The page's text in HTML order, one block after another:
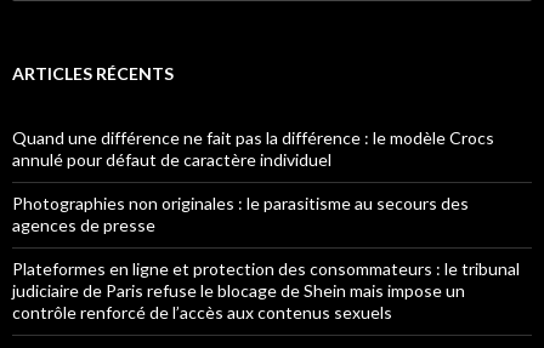
ARTICLES RÉCENTS
Quand une différence ne fait pas la différence : le modèle Crocs
annulé pour défaut de caractère individuel
Photographies non originales : le parasitisme au secours des
agences de presse
Plateformes en ligne et protection des consommateurs : le tribunal
judiciaire de Paris refuse le blocage de Shein mais impose un
contrôle renforcé de l’accès aux contenus sexuels